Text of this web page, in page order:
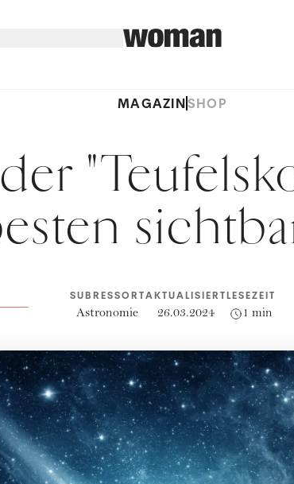
MAGAZINSHOP
SUBRESSORT
Astronomie
AKTUALISIERT
26.03.2024
LESEZEIT
1 min